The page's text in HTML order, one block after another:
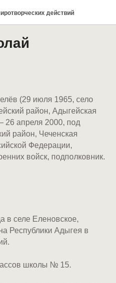
действий
(29 июля 1965, село
район, Адыгейская
26 апреля 2000, под
район, Чеченская
Федерации,
войск, подполковник.
в селе Еленовское,
Республики Адыгея в
школы № 15.